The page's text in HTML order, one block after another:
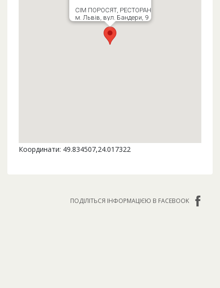
СІМ ПОРОСЯТ, РЕСТОРАН
м. Львів, вул. Бандери, 9
Координати: 49.834507,24.017322
ПОДІЛІТЬСЯ ІНФОРМАЦІЄЮ В FACEBOOK